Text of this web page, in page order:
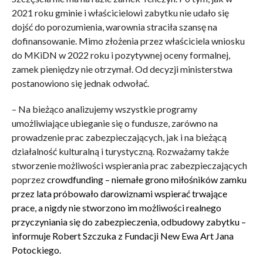
2021 roku gminie i właścicielowi zabytku nie udało się
dojść do porozumienia, warownia straciła szansę na
dofinansowanie. Mimo złożenia przez właściciela wniosku
do MKiDN w 2022 roku i pozytywnej oceny formalnej,
zamek pieniędzy nie otrzymał. Od decyzji ministerstwa
postanowiono się jednak odwołać.
– Na bieżąco analizujemy wszystkie programy
umożliwiające ubieganie się o fundusze, zarówno na
prowadzenie prac zabezpieczających, jak i na bieżącą
działalność kulturalną i turystyczną. Rozważamy także
stworzenie możliwości wspierania prac zabezpieczających
poprzezcrowdfunding – niemałe grono miłośników zamku
przez lata próbowało darowiznami wspierać trwające
prace, a nigdy nie stworzono im możliwości realnego
przyczyniania się do zabezpieczenia, odbudowy zabytku –
informuje Robert Szczuka z Fundacji New Ewa Art Jana
Potockiego.